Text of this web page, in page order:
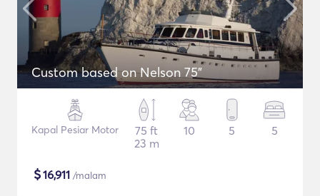
Custom based on Nelson 75"
Kapal Pesiar Motor
75 ft
23 m
10 5 5
$16,911 /malam